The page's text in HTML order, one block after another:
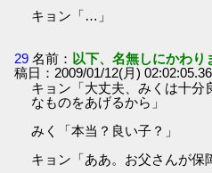
キョン「…」
29 名前： 以下、名無しにかわ
稿日：2009/01/12(月)
キョン「大丈夫、みくは十分
なものをあげるから」
みく「本当？良い子？」
キョン「ああ。お父さんが保